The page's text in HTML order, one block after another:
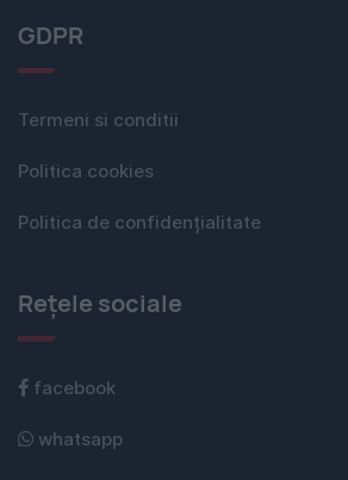
GDPR
Termeni si conditii
Politica cookies
Politica de confidențialitate
Rețele sociale
facebook
whatsapp